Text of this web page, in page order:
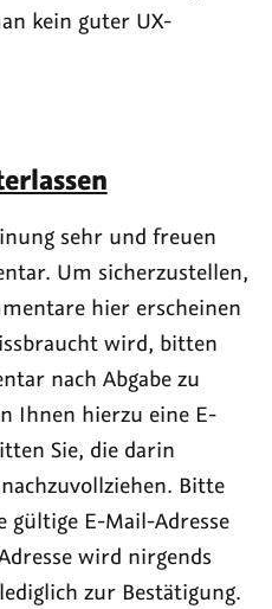
kein guter UX-
sehr und freuen
Um sicherzustellen,
hier erscheinen
wird, bitten
nach Abgabe zu
Ihnen hierzu eine E-
Sie, die darin
Bitte
gültige E-Mail-Adresse
wird nirgends
zur Bestätigung.